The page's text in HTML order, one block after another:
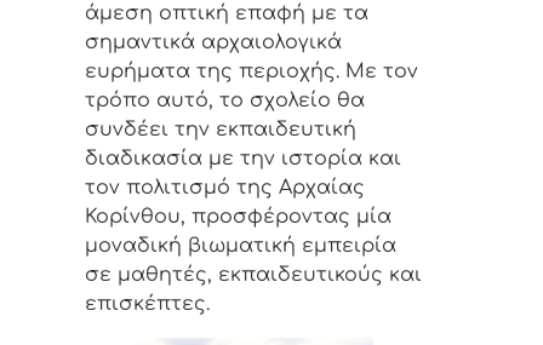
άμεση οπτική επαφή με τα
σημαντικά αρχαιολογικά
ευρήματα της περιοχής. Με τον
τρόπο αυτό, το σχολείο θα
συνδέει την εκπαιδευτική
διαδικασία με την ιστορία και
τον πολιτισμό της Αρχαίας
Κορίνθου, προσφέροντας μία
μοναδική βιωματική εμπειρία
σε μαθητές, εκπαιδευτικούς και
επισκέπτες.